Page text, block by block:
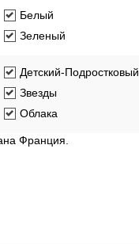
Белый
Зеленый
Детский-Подростковый
Звезды
Облака
Франция.